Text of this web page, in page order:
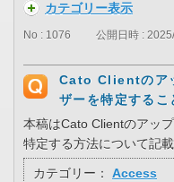
カテゴリー表示
No : 1076 公開日時 :
Cato Clientのア
ザーを特定するこ
本稿はCato Clientのアッ
特定する方法について記
カテゴリー： Access